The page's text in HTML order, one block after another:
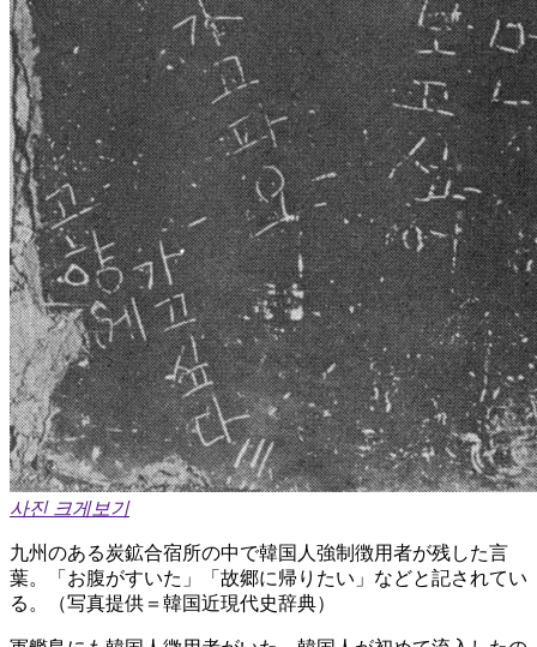
사진 크게보기
九州のある炭鉱合宿所の中で韓国人強制徴用者が残した言
葉。「お腹がすいた」「故郷に帰りたい」などと記されてい
る。（写真提供＝韓国近現代史辞典）